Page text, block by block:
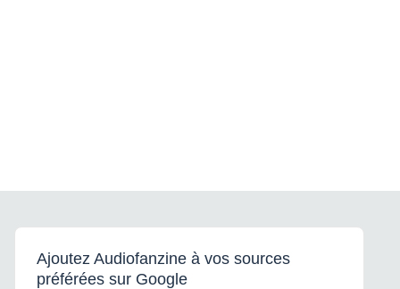
Ajoutez Audiofanzine à vos sources
préférées sur Google